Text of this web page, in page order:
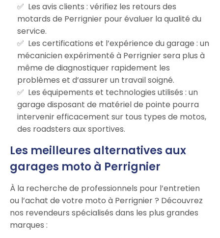
Les avis clients : vérifiez les retours des
motards de Perrignier pour évaluer la qualité du
service.
Les certifications et l’expérience du garage : un
mécanicien expérimenté à Perrignier sera plus à
même de diagnostiquer rapidement les
problèmes et d’assurer un travail soigné.
Les équipements et technologies utilisés : un
garage disposant de matériel de pointe pourra
intervenir efficacement sur tous types de motos,
des roadsters aux sportives.
Les meilleures alternatives aux
garages moto à Perrignier
À la recherche de professionnels pour l’entretien
ou l’achat de votre moto à Perrignier ? Découvrez
nos revendeurs spécialisés dans les plus grandes
marques :